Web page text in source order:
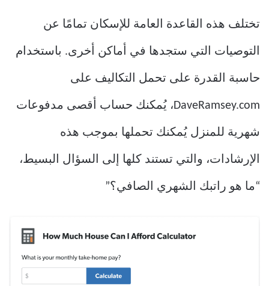
تختلف هذه القاعدة العامة للإسكان تمامًا عن
التوصيات التي ستجدها في أماكن أخرى. باستخدام
حاسبة القدرة على تحمل التكاليف على
DaveRamsey.com، يُمكنك حساب أقصى مدفوعات
شهرية للمنزل يُمكنك تحملها بموجب هذه
الإرشادات، والتي تستند كلها إلى السؤال البسيط،
“ما هو راتبك الشهري الصافي؟”